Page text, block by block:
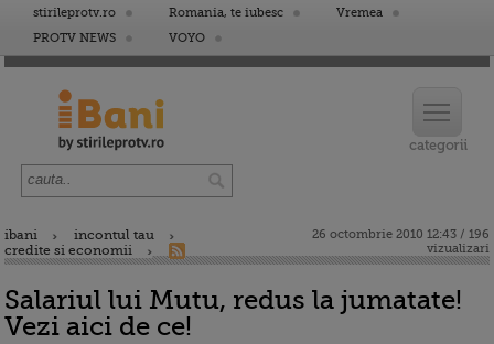
stirileprotv.ro Romania, te iubesc
Vremea
PROTV NEWS
VOYO
ibani
incontul tau
credite si economii
26 octombrie 2010 12:43 / 196
vizualizari
Salariul lui Mutu, redus la jumatate!
Vezi aici de ce!